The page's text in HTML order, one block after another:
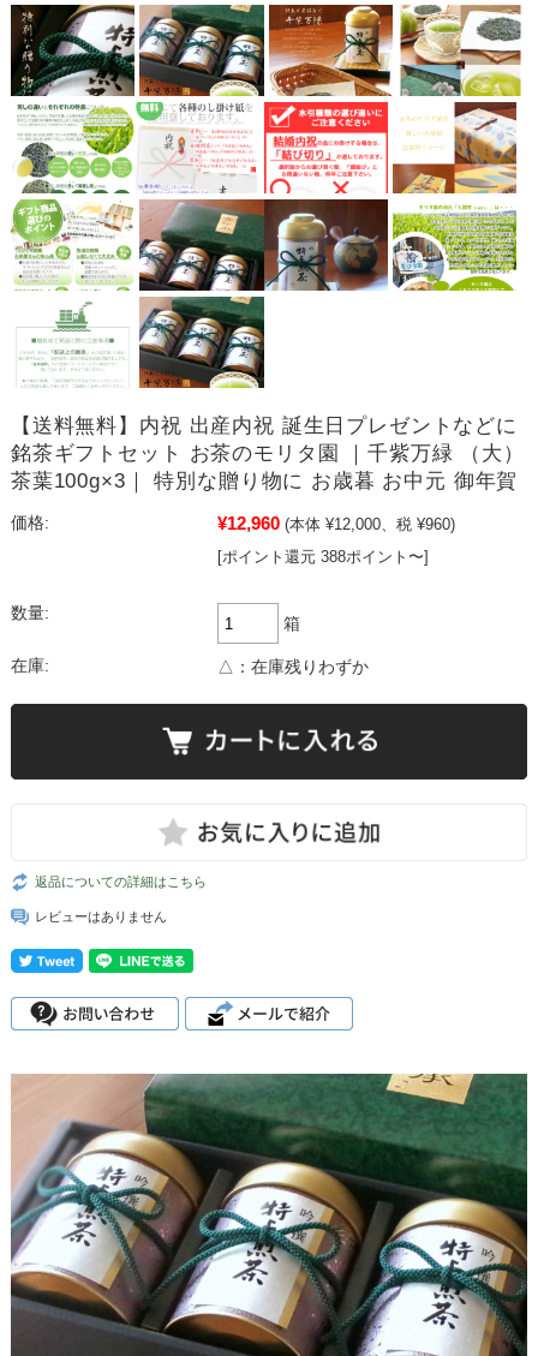
【送料無料】内祝 出産内祝 誕生日プレゼントなどに
銘茶ギフトセット お茶のモリタ園 ｜千紫万緑 （大）
茶葉100g×3｜ 特別な贈り物に お歳暮 お中元 御年賀
価格: ¥12,960 (本体 ¥12,000、税 ¥960)
[ポイント還元 388ポイント〜]
数量:
箱
在庫: △：在庫残りわずか
返品についての詳細はこちら
レビューはありません